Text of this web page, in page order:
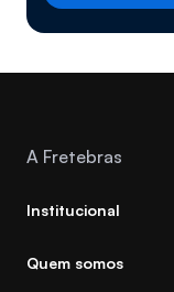
A Fretebras
Institucional
Quem somos